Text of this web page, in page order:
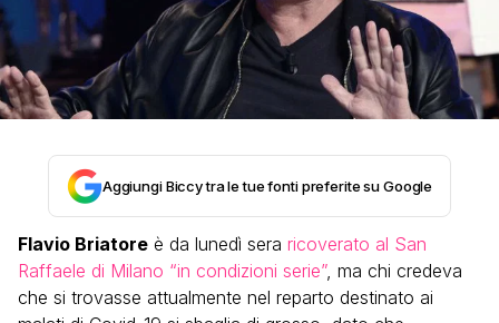
Aggiungi Biccy tra le tue fonti preferite su Google
Flavio Briatore è da lunedì sera ricoverato al San
Raffaele di Milano “in condizioni serie”, ma chi credeva
che si trovasse attualmente nel reparto destinato ai